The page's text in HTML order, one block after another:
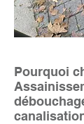
Pourquoi